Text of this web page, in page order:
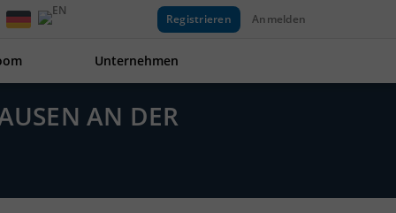
Registrieren Anmelden
Unternehmen
AN DER